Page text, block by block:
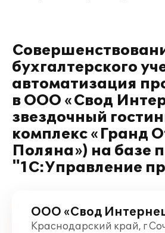
бухгалтерского
автоматизация
в ООО «Свод
звездочный
комплекс «Гранд
Поляна») на базе
"1С:Управление
ООО «Свод
Краснодарский край, г